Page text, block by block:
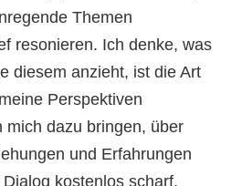
Themen
resonieren. Ich denke, was
diesem anzieht, ist die Art
Perspektiven
mich dazu bringen, über
und Erfahrungen
kostenlos scharf,